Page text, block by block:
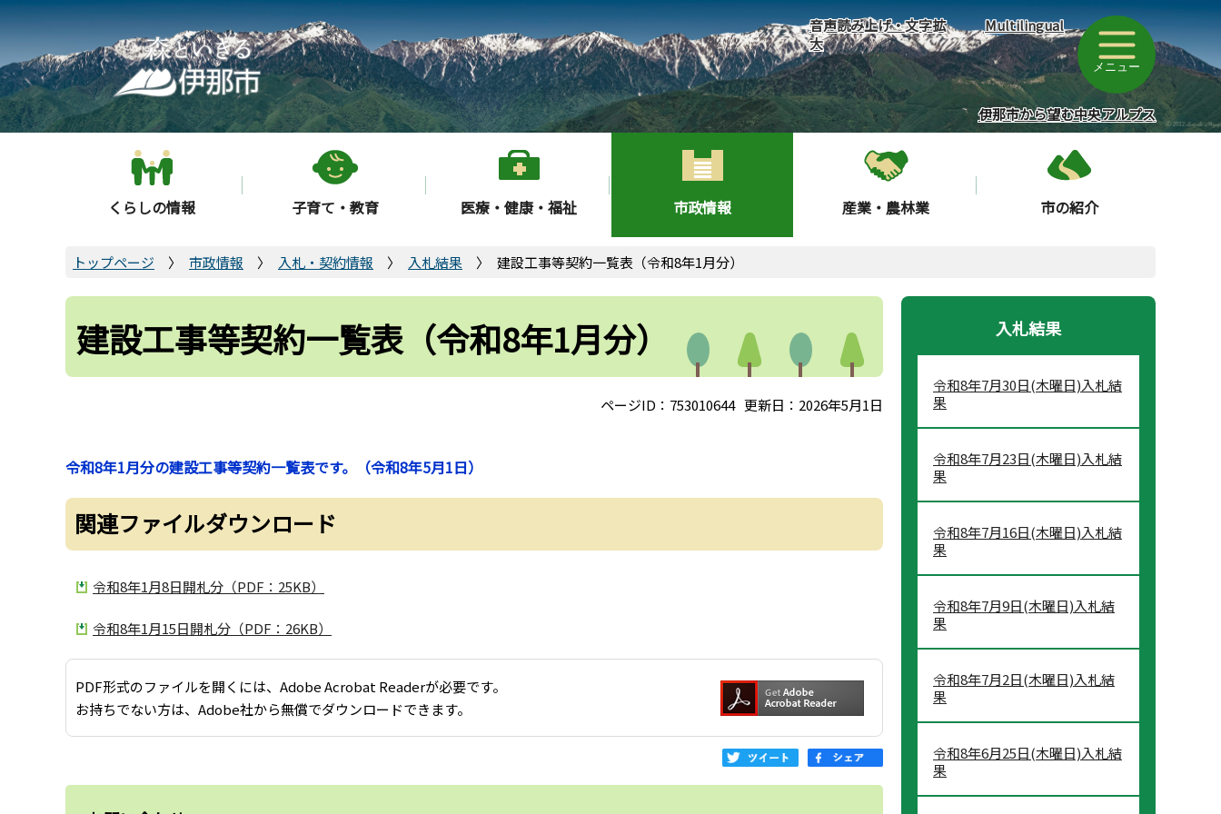
こ
の
ペ
ー
ジ
の
音声読み上げ・文字拡
大
Multilingual
メニュー
伊那市から望む中央アルプス
くらしの情報 子育て・教育 医療・健康・福祉 市政情報 産業・農林業 市の紹介
トップページ 市政情報 入札・契約情報 入札結果 建設工事等契約一覧表（令和8年1月分）
建設工事等契約一覧表（令和8年1月分）
ページID：753010644 更新日：2026年5月1日
令和8年1月分の建設工事等契約一覧表です。（令和8年5月1日）
関連ファイルダウンロード
令和8年1月8日開札分（PDF：25KB）
令和8年1月15日開札分（PDF：26KB）
PDF形式のファイルを開くには、Adobe Acrobat Readerが必要です。
お持ちでない方は、Adobe社から無償でダウンロードできます。
入札結果
令和8年7月30日(木曜日)入札結
果
令和8年7月23日(木曜日)入札結
果
令和8年7月16日(木曜日)入札結
果
令和8年7月9日(木曜日)入札結
果
令和8年7月2日(木曜日)入札結
果
令和8年6月25日(木曜日)入札結
果